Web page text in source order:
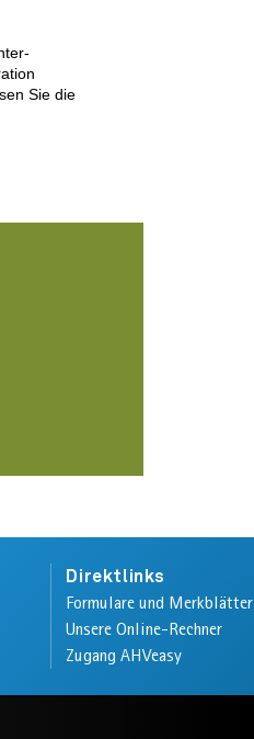
Sie die
Direktlinks
Formulare und Merkblätter
Unsere Online-Rechner
Zugang AHVeasy